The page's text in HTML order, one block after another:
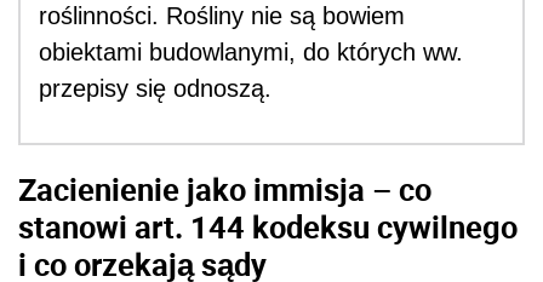
roślinności. Rośliny nie są bowiem
obiektami budowlanymi, do których ww.
przepisy się odnoszą.
Zacienienie jako immisja – co
stanowi art. 144 kodeksu cywilnego
i co orzekają sądy